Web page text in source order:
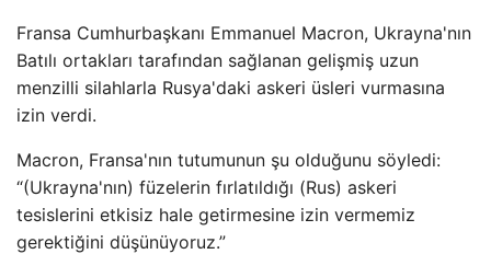
Fransa Cumhurbaşkanı Emmanuel Macron, Ukrayna'nın
Batılı ortakları tarafından sağlanan gelişmiş uzun
menzilli silahlarla Rusya'daki askeri üsleri vurmasına
izin verdi.
Macron, Fransa'nın tutumunun şu olduğunu söyledi:
“(Ukrayna'nın) füzelerin fırlatıldığı (Rus) askeri
tesislerini etkisiz hale getirmesine izin vermemiz
gerektiğini düşünüyoruz.”